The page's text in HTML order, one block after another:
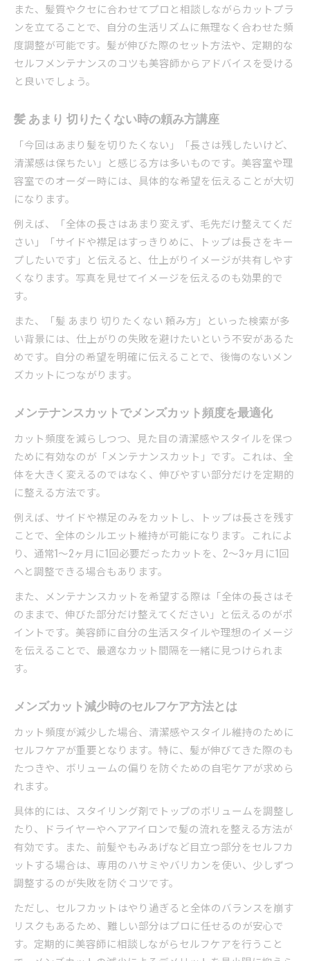
また、髪質やクセに合わせてプロと相談しながらカットプラ
ンを立てることで、自分の生活リズムに無理なく合わせた頻
度調整が可能です。髪が伸びた際のセット方法や、定期的な
セルフメンテナンスのコツも美容師からアドバイスを受ける
と良いでしょう。
髪 あまり 切りたくない時の頼み方講座
「今回はあまり髪を切りたくない」「長さは残したいけど、
清潔感は保ちたい」と感じる方は多いものです。美容室や理
容室でのオーダー時には、具体的な希望を伝えることが大切
になります。
例えば、「全体の長さはあまり変えず、毛先だけ整えてくだ
さい」「サイドや襟足はすっきりめに、トップは長さをキー
プしたいです」と伝えると、仕上がりイメージが共有しやす
くなります。写真を見せてイメージを伝えるのも効果的で
す。
また、「髪 あまり 切りたくない 頼み方」といった検索が多
い背景には、仕上がりの失敗を避けたいという不安があるた
めです。自分の希望を明確に伝えることで、後悔のないメン
ズカットにつながります。
メンテナンスカットでメンズカット頻度を最適化
カット頻度を減らしつつ、見た目の清潔感やスタイルを保つ
ために有効なのが「メンテナンスカット」です。これは、全
体を大きく変えるのではなく、伸びやすい部分だけを定期的
に整える方法です。
例えば、サイドや襟足のみをカットし、トップは長さを残す
ことで、全体のシルエット維持が可能になります。これによ
り、通常1〜2ヶ月に1回必要だったカットを、2〜3ヶ月に1回
へと調整できる場合もあります。
また、メンテナンスカットを希望する際は「全体の長さはそ
のままで、伸びた部分だけ整えてください」と伝えるのがポ
イントです。美容師に自分の生活スタイルや理想のイメージ
を伝えることで、最適なカット間隔を一緒に見つけられま
す。
メンズカット減少時のセルフケア方法とは
カット頻度が減少した場合、清潔感やスタイル維持のために
セルフケアが重要となります。特に、髪が伸びてきた際のも
たつきや、ボリュームの偏りを防ぐための自宅ケアが求めら
れます。
具体的には、スタイリング剤でトップのボリュームを調整し
たり、ドライヤーやヘアアイロンで髪の流れを整える方法が
有効です。また、前髪やもみあげなど目立つ部分をセルフカ
ットする場合は、専用のハサミやバリカンを使い、少しずつ
調整するのが失敗を防ぐコツです。
ただし、セルフカットはやり過ぎると全体のバランスを崩す
リスクもあるため、難しい部分はプロに任せるのが安心で
す。定期的に美容師に相談しながらセルフケアを行うこと